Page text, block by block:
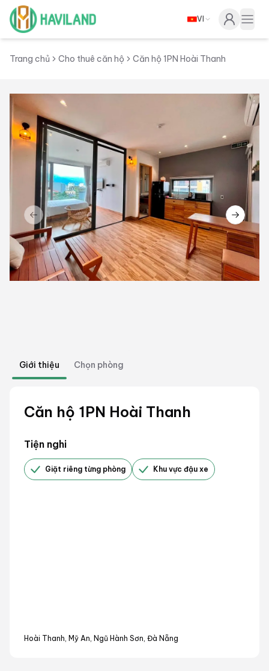
Haviland
VI
Trang chủ Cho thuê căn hộ Căn hộ 1PN Hoài Thanh
Previous slide Next
Giới thiệu Chọn phòng
Căn hộ 1PN Hoài Thanh
Tiện nghi
Giặt riêng từng phòng Khu vực đậu xe
Hoài Thanh, Mỹ An, Ngũ Hành Sơn, Đà Nẵng